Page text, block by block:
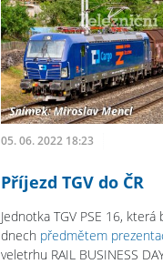
05. 06. 2022 18:23
Příjezd TGV do ČR
Jednotka TGV PSE 16,
dnech předmětem
veletrhu RAIL BUSINESS